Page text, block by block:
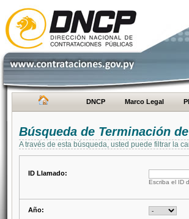
DNCP Marco Legal
Búsqueda de Terminación
A través de esta búsqueda, usted puede filtrar la
ID Llamado:
Escriba el ID
Año: